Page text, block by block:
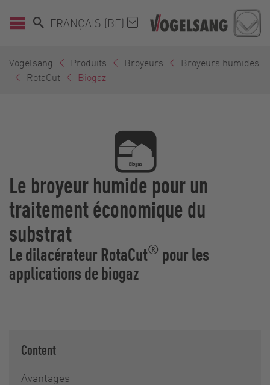
FRANÇAIS (BE)
Vogelsang Produits Broyeurs
Broyeurs humides
RotaCut
Biogaz
Le broyeur humide pour un
traitement économique du
substrat
Le dilacérateur RotaCut® pour les
applications de biogaz
Content
Avantages